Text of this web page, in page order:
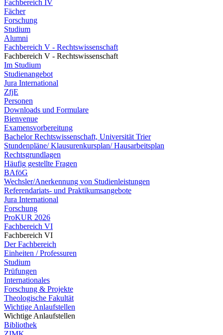
Fachbereich IV
Fächer
Forschung
Studium
Alumni
Fachbereich V - Rechtswissenschaft
Fachbereich V - Rechtswissenschaft
Im Studium
Studienangebot
Jura International
ZfjE
Personen
Downloads und Formulare
Bienvenue
Examensvorbereitung
Bachelor Rechtswissenschaft, Universität Trier
Stundenpläne/ Klausurenkursplan/ Hausarbeitsplan
Rechtsgrundlagen
Häufig gestellte Fragen
BAföG
Wechsler/Anerkennung von Studienleistungen
Referendariats- und Praktikumsangebote
Jura International
Forschung
ProKUR 2026
Fachbereich VI
Fachbereich VI
Der Fachbereich
Einheiten / Professuren
Studium
Prüfungen
Internationales
Forschung & Projekte
Theologische Fakultät
Wichtige Anlaufstellen
Wichtige Anlaufstellen
Bibliothek